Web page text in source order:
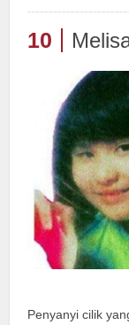
10
Penyanyi cilik